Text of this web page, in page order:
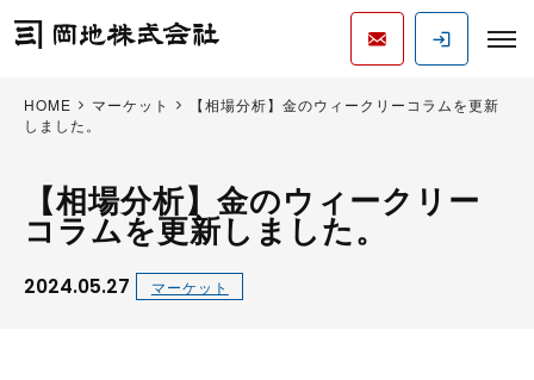
HOME マーケット
【相場分析】金のウィークリーコラムを更新
しました。
【相場分析】金のウィークリー
コラムを更新しました。
2024.05.27 マーケット